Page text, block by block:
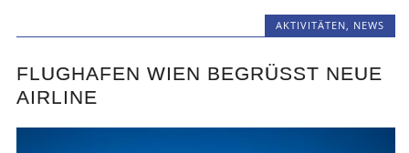
AKTIVITÄTEN, NEWS
FLUGHAFEN WIEN BEGRÜSST NEUE A
IRLINE